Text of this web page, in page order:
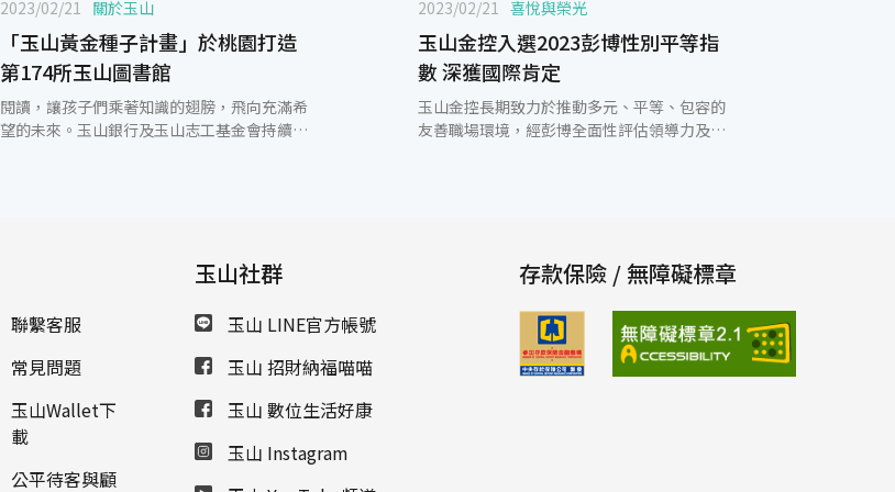
2023/02/21 關於玉山
「玉山黃金種子計畫」於桃園打造
第174所玉山圖書館
閱讀，讓孩子們乘著知識的翅膀，飛向充滿希
望的未來。玉山銀行及玉山志工基金會持續協
場的貴賓及志工們參與，一同迎接嶄新的玉山
圖書館。 桃園市教育局局長劉仲成表示，感謝
玉山志工基金會以行動協助學校推廣教育，是
企業回饋社會的最佳典範，因為玉山銀行、玉
山志工基金會及世界卡貴賓支持，拋磚引玉注
入更多社會的力量共襄盛舉。「你今天閱讀了
嗎？」閱讀不只豐富視野，每半年閱讀30本
書，可以讓自己從零到半專業到精熟專業，成
為一個領域的專家，勉勵小朋友、大朋友可以
盡情徜徉書海、勤學樂學。桃園市也積極協助
2023/02/21 喜悅與榮光
玉山金控入選2023彭博性別平等指
數 深獲國際肯定
玉山金控長期致力於推動多元、平等、包容的
友善職場環境，經彭博全面性評估領導力及人
等政策深獲國際肯定。 玉山金控人資長王志成
表示，玉山以實際行動響應聯合國永續發展目
標SDG5「實現性別平等，並賦予女性權
力」，長期致力於建立多元、平等、包容的環
境，並提供保障勞動人權、創造友善與幸福的
工作場域，同時將性別平等列入具體目標，明
聯繫客服
常見問題
玉山Wallet下
載
公平待客與顧
玉山社群
玉山 LINE官方帳號
玉山 招財納福喵喵
玉山 數位生活好康
玉山 Instagram
存款保險 / 無障礙標章